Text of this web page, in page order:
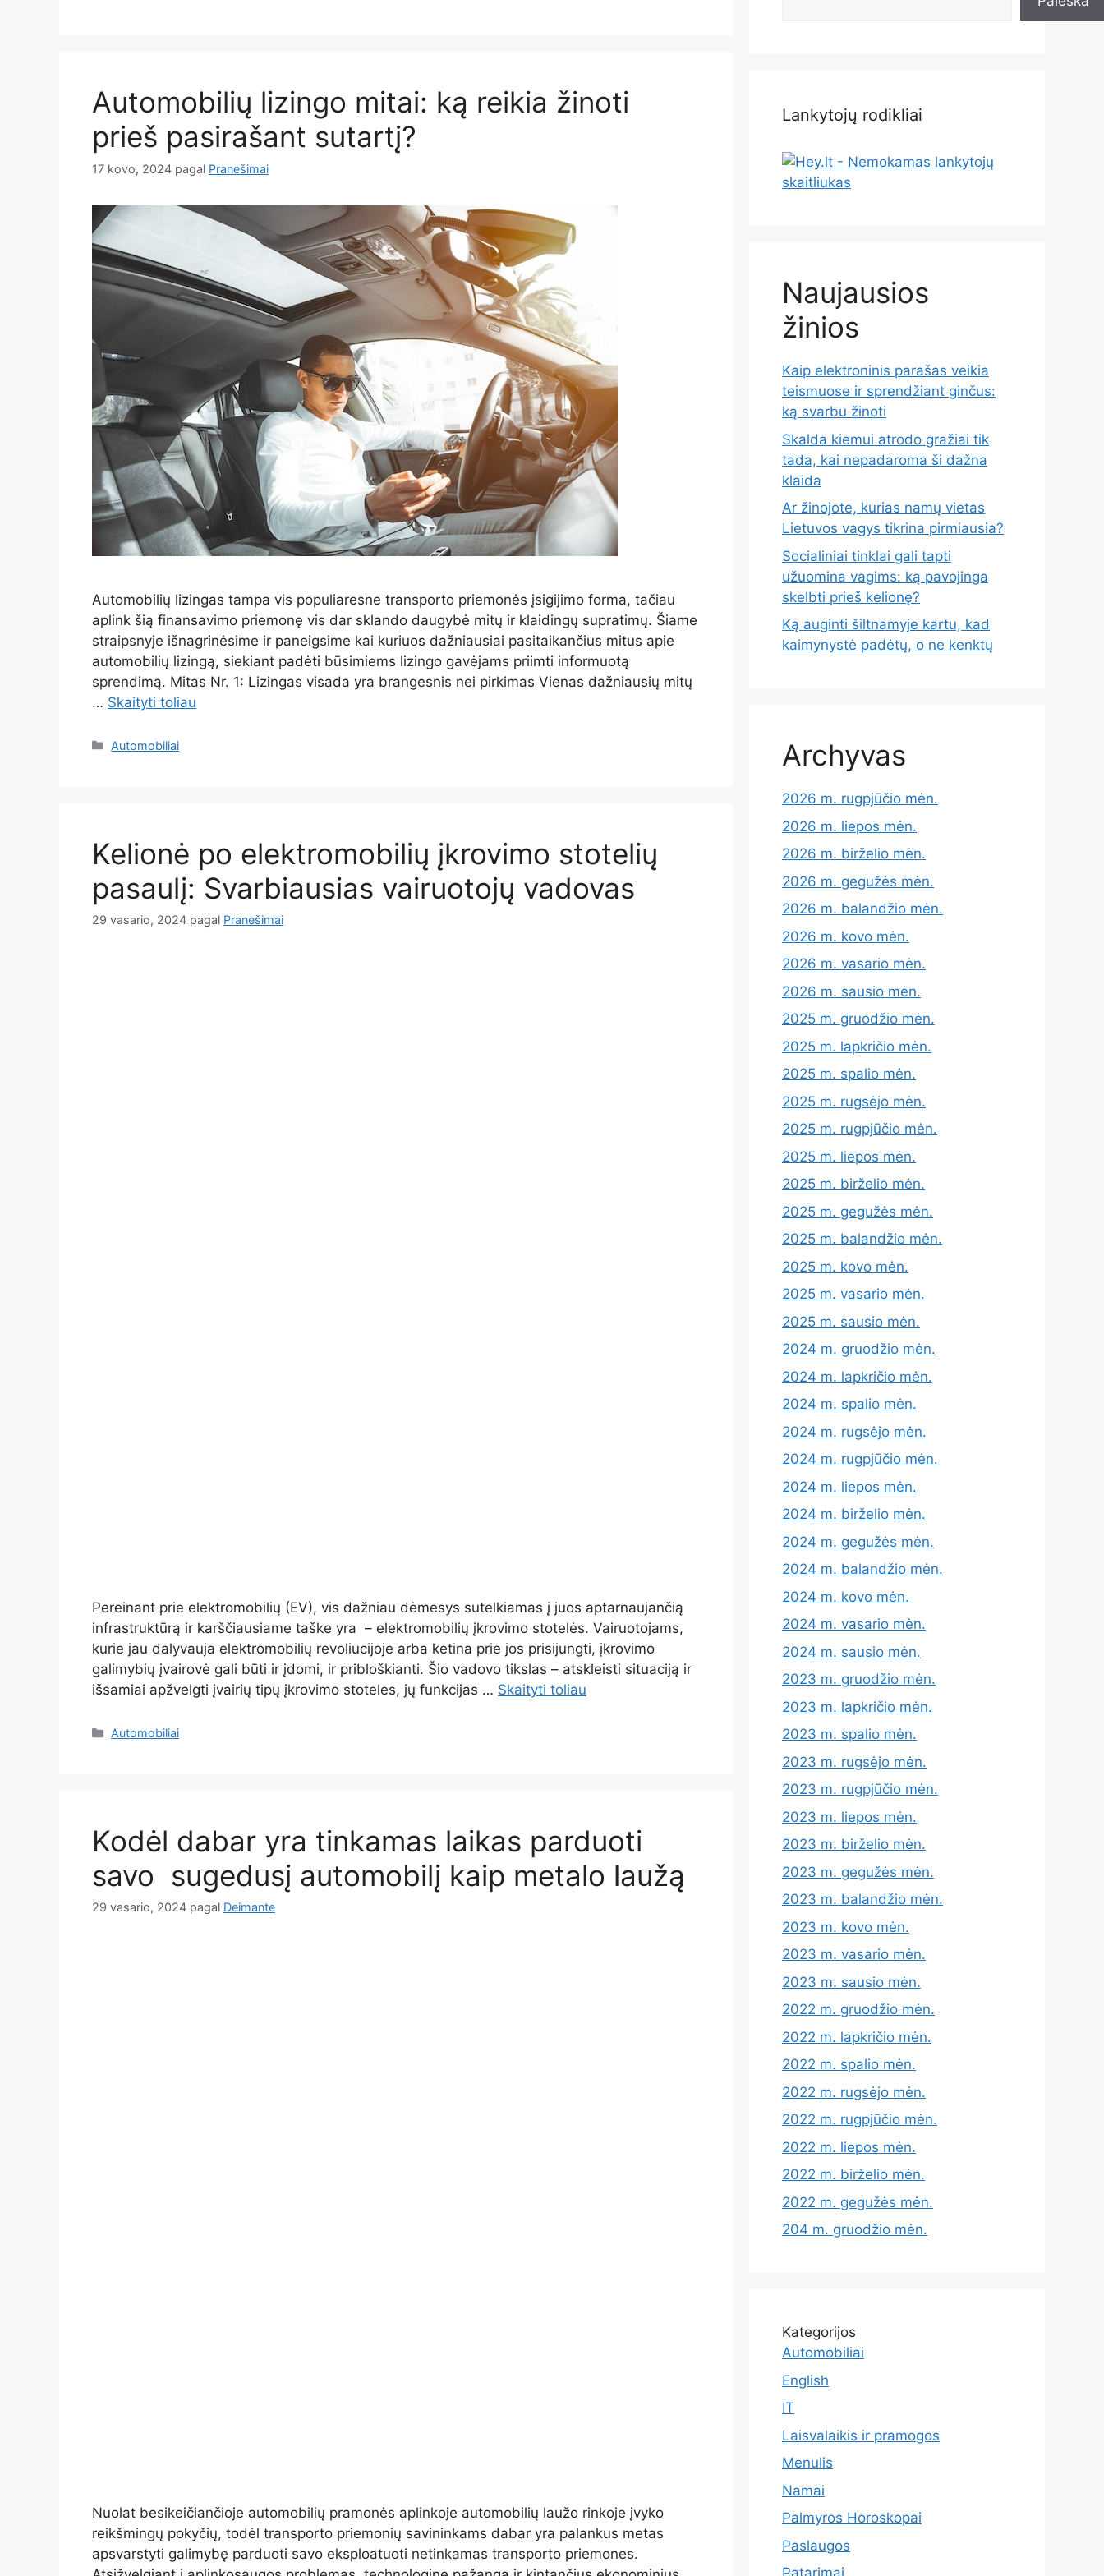
Automobilių lizingo mitai: ką reikia žinoti
prieš pasirašant sutartį?
17 kovo, 2024 pagal Pranešimai
Automobilių lizingas tampa vis populiaresne transporto priemonės įsigijimo forma, tačiau
aplink šią finansavimo priemonę vis dar sklando daugybė mitų ir klaidingų supratimų. Šiame
straipsnyje išnagrinėsime ir paneigsime kai kuriuos dažniausiai pasitaikančius mitus apie
automobilių lizingą, siekiant padėti būsimiems lizingo gavėjams priimti informuotą
sprendimą. Mitas Nr. 1: Lizingas visada yra brangesnis nei pirkimas Vienas dažniausių mitų
… Skaityti toliau
Kategorijos
Automobiliai
Kelionė po elektromobilių įkrovimo stotelių
pasaulį: Svarbiausias vairuotojų vadovas
29 vasario, 2024 pagal Pranešimai
Pereinant prie elektromobilių (EV), vis dažniau dėmesys sutelkiamas į juos aptarnaujančią
infrastruktūrą ir karščiausiame taške yra – elektromobilių įkrovimo stotelės. Vairuotojams,
kurie jau dalyvauja elektromobilių revoliucijoje arba ketina prie jos prisijungti, įkrovimo
galimybių įvairovė gali būti ir įdomi, ir pribloškianti. Šio vadovo tikslas – atskleisti situaciją ir
išsamiai apžvelgti įvairių tipų įkrovimo stoteles, jų funkcijas … Skaityti toliau
Kategorijos
Automobiliai
Kodėl dabar yra tinkamas laikas parduoti
savo sugedusį automobilį kaip metalo laužą
29 vasario, 2024 pagal Deimante
Nuolat besikeičiančioje automobilių pramonės aplinkoje automobilių laužo rinkoje įvyko
reikšmingų pokyčių, todėl transporto priemonių savininkams dabar yra palankus metas
apsvarstyti galimybę parduoti savo eksploatuoti netinkamas transporto priemones.
Lankytojų rodikliai
Naujausios
žinios
Kaip elektroninis parašas veikia
teismuose ir sprendžiant ginčus:
ką svarbu žinoti
Skalda kiemui atrodo gražiai tik
tada, kai nepadaroma ši dažna
klaida
Ar žinojote, kurias namų vietas
Lietuvos vagys tikrina pirmiausia?
Socialiniai tinklai gali tapti
užuomina vagims: ką pavojinga
skelbti prieš kelionę?
Ką auginti šiltnamyje kartu, kad
kaimynystė padėtų, o ne kenktų
Archyvas
2026 m. rugpjūčio mėn.
2026 m. liepos mėn.
2026 m. birželio mėn.
2026 m. gegužės mėn.
2026 m. balandžio mėn.
2026 m. kovo mėn.
2026 m. vasario mėn.
2026 m. sausio mėn.
2025 m. gruodžio mėn.
2025 m. lapkričio mėn.
2025 m. spalio mėn.
2025 m. rugsėjo mėn.
2025 m. rugpjūčio mėn.
2025 m. liepos mėn.
2025 m. birželio mėn.
2025 m. gegužės mėn.
2025 m. balandžio mėn.
2025 m. kovo mėn.
2025 m. vasario mėn.
2025 m. sausio mėn.
2024 m. gruodžio mėn.
2024 m. lapkričio mėn.
2024 m. spalio mėn.
2024 m. rugsėjo mėn.
2024 m. rugpjūčio mėn.
2024 m. liepos mėn.
2024 m. birželio mėn.
2024 m. gegužės mėn.
2024 m. balandžio mėn.
2024 m. kovo mėn.
2024 m. vasario mėn.
2024 m. sausio mėn.
2023 m. gruodžio mėn.
2023 m. lapkričio mėn.
2023 m. spalio mėn.
2023 m. rugsėjo mėn.
2023 m. rugpjūčio mėn.
2023 m. liepos mėn.
2023 m. birželio mėn.
2023 m. gegužės mėn.
2023 m. balandžio mėn.
2023 m. kovo mėn.
2023 m. vasario mėn.
2023 m. sausio mėn.
2022 m. gruodžio mėn.
2022 m. lapkričio mėn.
2022 m. spalio mėn.
2022 m. rugsėjo mėn.
2022 m. rugpjūčio mėn.
2022 m. liepos mėn.
2022 m. birželio mėn.
2022 m. gegužės mėn.
204 m. gruodžio mėn.
Kategorijos
Automobiliai
English
IT
Laisvalaikis ir pramogos
Menulis
Namai
Palmyros Horoskopai
Paslaugos